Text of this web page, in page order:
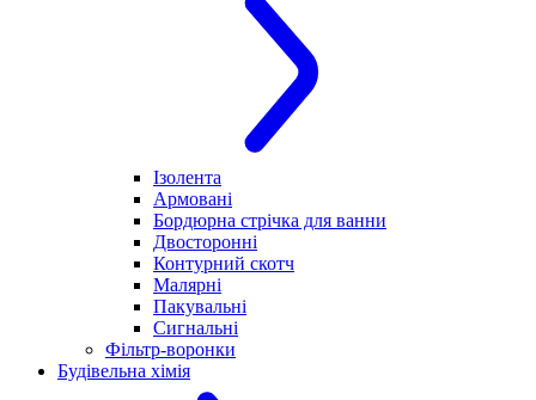
Ізолента
Армовані
Бордюрна стрічка для ванни
Двосторонні
Контурний скотч
Малярні
Пакувальні
Сигнальні
Фільтр-воронки
Будівельна хімія